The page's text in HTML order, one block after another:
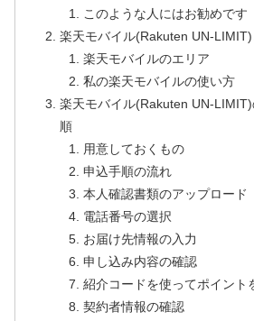
このような人にはお勧めです
楽天モバイル(Rakuten UN-LIMIT)
楽天モバイルのエリア
私の楽天モバイルの使い方
楽天モバイル(Rakuten UN-
順
用意しておくもの
申込手順の流れ
本人確認書類のアップロード
電話番号の選択
お届け先情報の入力
申し込み内容の確認
紹介コードを使ってポイント
契約者情報の確認